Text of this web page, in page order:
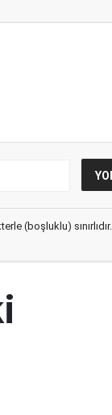
(boşluklu) sınırlıdır.